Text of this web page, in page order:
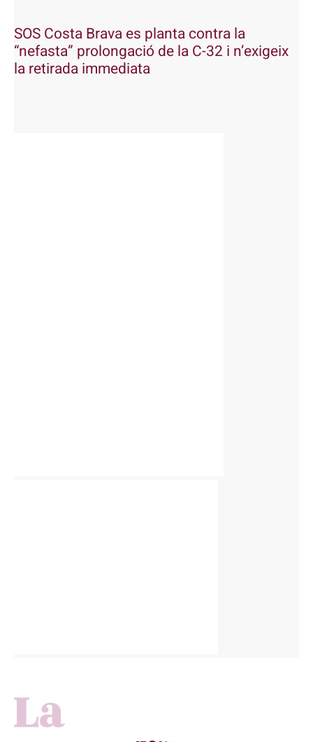
SOS Costa Brava es planta contra la
“nefasta” prolongació de la C-32 i n’exigeix
la retirada immediata